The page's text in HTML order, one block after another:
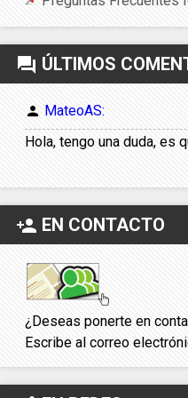
forum ÚLTIMOS
person MateoAS:
Hola, tengo una duda, es
person_add EN CONTACTO
¿Deseas ponerte en
Escribe al correo